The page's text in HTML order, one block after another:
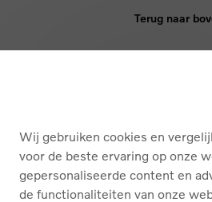
Terug naar
OVER ONS
Wij gebruiken cookies en
voor de beste ervaring op onze
gepersonaliseerde content en
de functionaliteiten van onze